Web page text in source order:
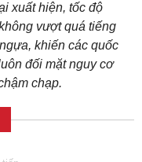
xuất hiện, tốc độ
vượt quá tiếng
khiến các quốc
đối mặt nguy cơ
chạp.